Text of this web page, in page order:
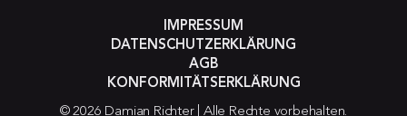
© 2026 Damian Richter | Alle Rechte vorbehalten.
IMPRESSUM
DATENSCHUTZERKLÄRUNG
AGB
KONFORMITÄTSERKLÄRUNG